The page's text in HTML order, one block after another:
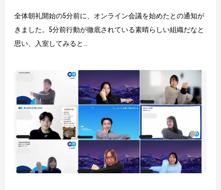
全体朝礼開始の5分前に、オンライン会議を始めたとの通知が
きました。5分前行動が徹底されている素晴らしい組織だなと
思い、入室してみると…